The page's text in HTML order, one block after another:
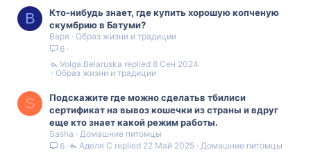
В
Кто-нибудь знает, где купить хорошую копченую
скумбрию в Батуми?
Варя
Образ жизни и традиции
6
Образ жизни и традиции
8 Сен 2024
Volga.Belaruska
S
Подскажите где можно сделатьв тбилиси
сертификат на вывоз кошечки из страны и вдруг
еще кто знает какой режим работы.
Sasha
Домашние питомцы
6
Домашние питомцы
22 Май 2025
Аделя С